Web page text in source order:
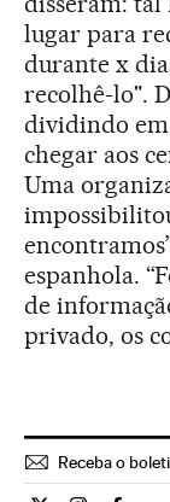
lugar para
durante x
recolhê-lo".
dividindo em
chegar aos
Uma
espanhola.
de
privado, os
Receba o